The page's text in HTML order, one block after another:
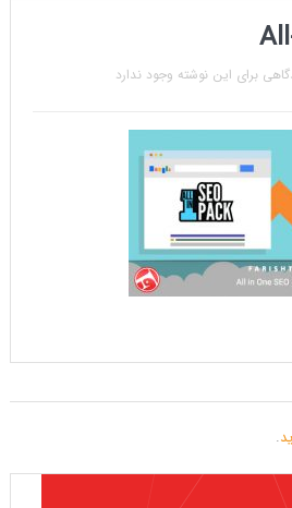
برای این نوشته وجود ندارد
.